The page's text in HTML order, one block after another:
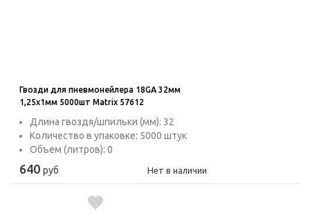
Гвозди для пневмонейлера 18GA 32мм
1,25х1мм 5000шт Matrix 57612
Длина гвоздя/шпильки (мм): 32
Количество в упаковке: 5000 штук
Объем (литров): 0
640 руб Нет в наличии